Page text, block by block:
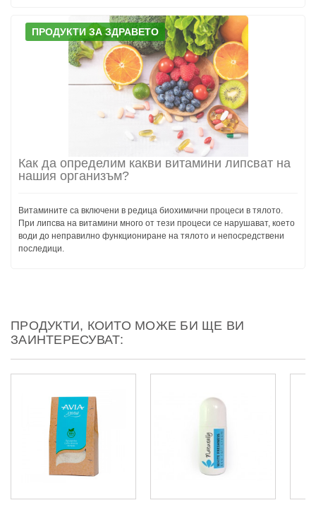
ПРОДУКТИ ЗА ЗДРАВЕТО
Как да определим какви витамини липсват на
нашия организъм?
Витамините са включени в редица биохимични процеси в тялото.
При липсва на витамини много от тези процеси се нарушават, което
води до неправилно функциониране на тялото и непосредствени
последици.
ПРОДУКТИ, КОИТО МОЖЕ БИ ЩЕ ВИ
ЗАИНТЕРЕСУВАТ: